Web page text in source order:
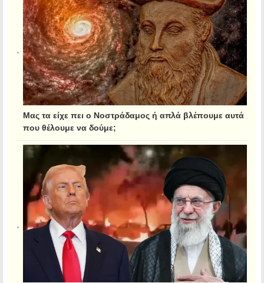
Μας τα είχε πει ο Νοστράδαμος ή απλά βλέπουμε αυτά
που θέλουμε να δούμε;